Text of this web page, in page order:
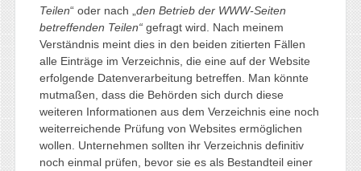
Teilen“ oder nach „ den Betrieb der WWW-Seiten
betreffenden Teilen“gefragt wird. Nach meinem
Verständnis meint dies in den beiden zitierten Fällen
alle Einträge im Verzeichnis, die eine auf der Website
erfolgende Datenverarbeitung betreffen. Man könnte
mutmaßen, dass die Behörden sich durch diese
weiteren Informationen aus dem Verzeichnis eine noch
weiterreichende Prüfung von Websites ermöglichen
wollen. Unternehmen sollten ihr Verzeichnis definitiv
noch einmal prüfen, bevor sie es als Bestandteil einer